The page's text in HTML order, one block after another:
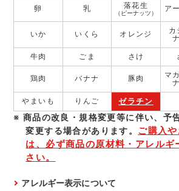
卵 乳 落花生
（ピーナッツ） ア
いか いくら オレンジ
カ
牛肉 ごま さけ
鶏肉 バナナ 豚肉
マ
やまいも りんご ゼラチン
商品の改良・規格変更等に伴い、予
変更する場合があります。 ご購入
は、必ず商品の原材料・アレルギ
さい。
アレルギー表示について